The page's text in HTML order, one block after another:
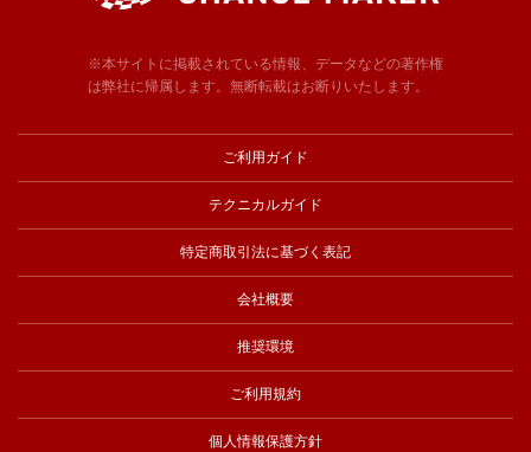
※本サイトに掲載されている情報、データなどの著作権
は弊社に帰属します。無断転載はお断りいたします。
ご利用ガイド
テクニカルガイド
特定商取引法に基づく表記
会社概要
推奨環境
ご利用規約
個人情報保護方針